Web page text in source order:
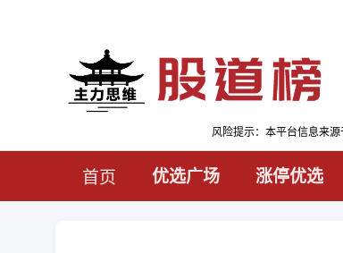
风险提示：本平台信息来
首页 优选广场 涨停优选